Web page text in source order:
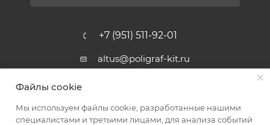
+7 (951) 511-92-01
altus@poligraf-kit.ru
Магазин-склад ТЦ "Альтус"
пос. Янтарный, Малое Зеленое
Кольцо, 3, ТЦ "Альтус" 1 этаж
Файлы cookie
Мы используем файлы cookie, разработанные нашими
специалистами и третьими лицами, для анализа событий